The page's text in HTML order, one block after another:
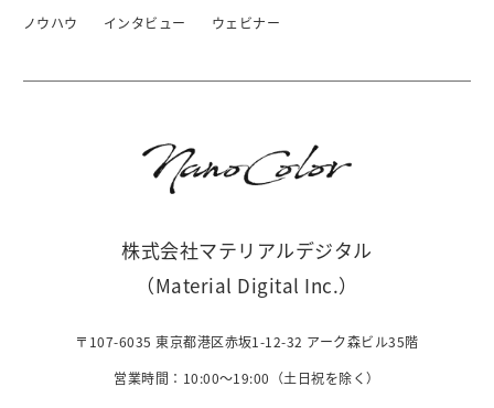
ノウハウ インタビュー ウェビナー
株式会社マテリアルデジタル
（Material Digital Inc.）
〒107-6035 東京都港区赤坂1-12-32 アーク森ビル35階
営業時間：10:00〜19:00（土日祝を除く）